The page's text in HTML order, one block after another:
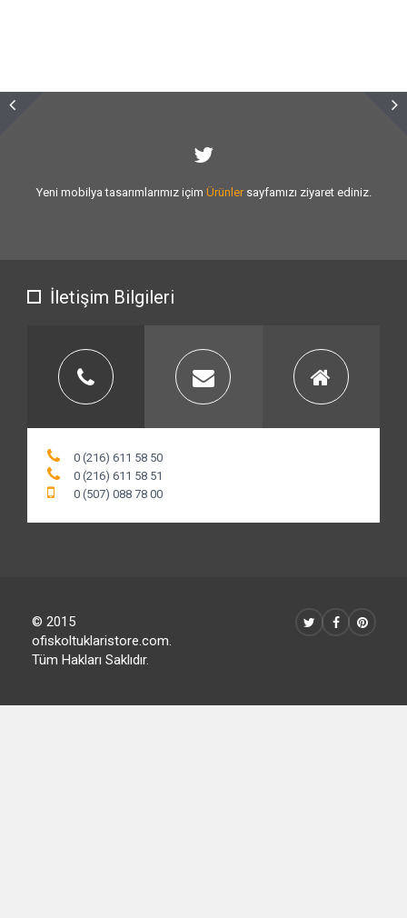
Sizlere vermiş olduğumuzhizmet kalitesiniartırmak için var gücümüzle
İletişim Bilgileri
0 (216) 611 58 50
0 (216) 611 58 51
© 2015
ofiskoltuklaristore.com.